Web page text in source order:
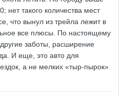
нет такого количества мест
что вынул из трейла лежит в
все плюсы. По настоящему
заботы, расширение
И еще, это авто для
а не мелких «тыр-пырок»